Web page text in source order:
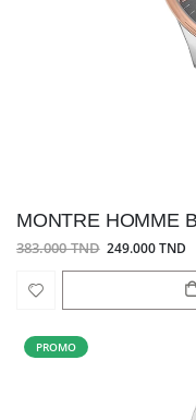
MONTRE HOMME
383.000 TND 249.000 TND
PROMO